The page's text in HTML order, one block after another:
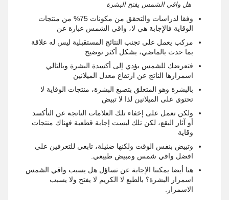
هل واقي الشمس يفتح البشرة
وفقا لدراسات والتحقق من مكونات 75% من منتجات
الوقاية فالإجابة هي لا، واقي الشمس عبارة عن
مركب يعمل على تجنب النتائج المستقبلية ليس له علاقة
بما حدث بالماضي، بشكل أكثر توضيح
فتعرضك للشمس يؤدي إلى أكسدة البشرة وبالتالي
اسمرارها الناتج عن ارتفاع معدل الميلانين
بالبشرة وهو المتعلق بتصبغ البشرة، منتجات الوقاية لا
تحتوي على الميلانين لذا لا تبيض
ولكن تعمل على إخفاء تلك العلامات الناتجة عن التأكسد
أو آثار البقع، لكن تلك ليست إجابة قطعية فهناك منتجات
وقاية
وتبيض بنفس الوقت ولكنها ضئيلة، تابعي للتعرفين علي
افضل واقي شمس ومبيض طبيعي.
هنا أيضا يمكننا الإجابة عن تساؤل هل يسبب واقي الشمس
اسمرار البشرة؟ بالطبع لا الكريم لا يفتح ولا يسبب
الاسمرار.